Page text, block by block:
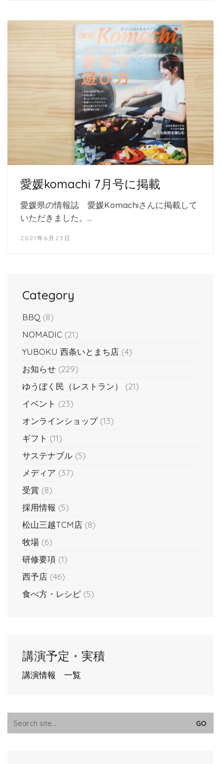
愛媛komachi 7月号に掲載
愛媛県の情報誌 愛媛Komachiさんに掲載して
いただきました。…
2021年6月23日
Category
BBQ (8)
NOMADIC (21)
YUBOKU 西条いとまち店 (4)
お知らせ (229)
ゆうぼく民（レストラン）
(21)
イベント (23)
オンラインショップ(13)
ギフト (11)
サステナブル (5)
メディア (37)
受賞 (8)
採用情報 (5)
松山三越TCM店 (8)
牧場 (6)
研修要項 (1)
西予店 (46)
食べ方・レシピ (5)
講演予定・実積
講演情報 一覧
for: